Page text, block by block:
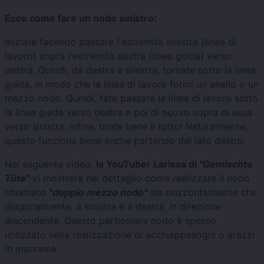
Ecco come fare un nodo sinistro:
Iniziate facendo passare l'estremità sinistra (linea di
lavoro) sopra l'estremità destra (linea guida) verso
destra. Quindi, da destra a sinistra, tornate sotto la linea
guida, in modo che la linea di lavoro formi un anello o un
mezzo nodo. Quindi, fate passare la linea di lavoro sotto
la linea guida verso destra e poi di nuovo sopra di essa
verso sinistra. Infine, tirate bene il tutto! Naturalmente,
questo funziona bene anche partendo dal lato destro.
Nel seguente video, la YouTuber Larissa di "Gemischte
Tüte" vi mostrerà nel dettaglio come realizzare il nodo
chiamato "doppio mezzo nodo" sia orizzontalmente che
diagonalmente, a sinistra e a destra, in direzione
discendente. Questo particolare nodo è spesso
utilizzato nella realizzazione di acchiappasogni o arazzi
in macramè.